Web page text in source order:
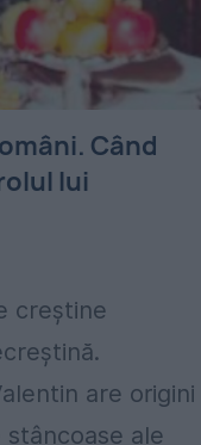
Când
lui
creștine
are origini
ale